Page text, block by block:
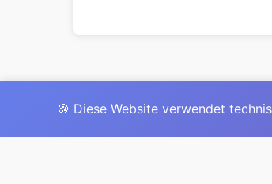
🍪 Diese Website verwendet